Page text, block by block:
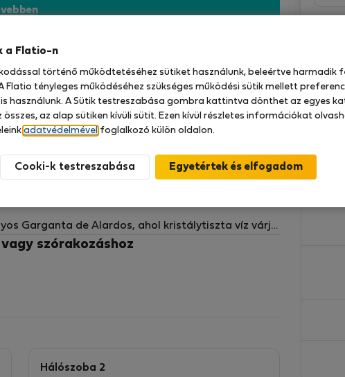
található (lift nincs), és rendelkezik egy terasszal,
Gredos lélegzetelállító kilátását.
kínálja, mindössze egy perc sétára a város
Garganta de Alardos, ahol kristálytiszta víz várja
felfrissülésre.
vagy párok számára.
szórakozáshoz
Hálószoba 2
a Flatio-n
történő működtetéséhez sütiket használunk, beleértve harmadik
Flatio tényleges működéséhez szükséges működési sütik mellett
használunk. A Sütik testreszabása gombra kattintva dönthet az egyes
az alap sütiken kívüli sütit. Ezen kívül részletes információkat
adatvédelmével foglalkozó külön oldalon.
Cooki-k testreszabása